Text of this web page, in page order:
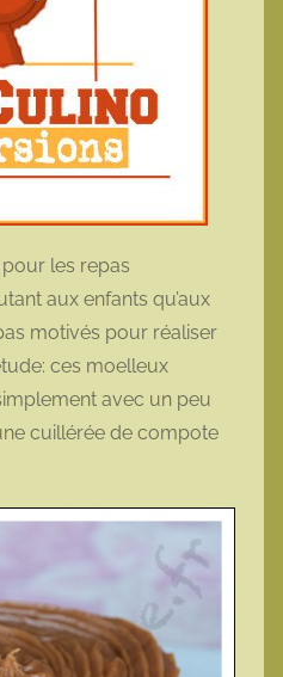
les repas
aux enfants qu’aux
motivés pour réaliser
ces moelleux
avec un peu
cuillérée de compote